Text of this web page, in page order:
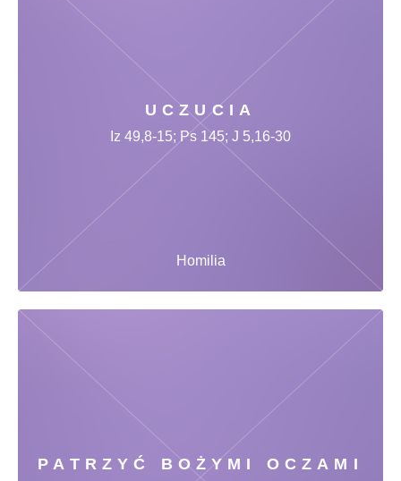
UCZUCIA
Homilia
Iz 49,8-15; Ps 145; J 5,16-30
PATRZYĆ BOŻYMI OCZAMI